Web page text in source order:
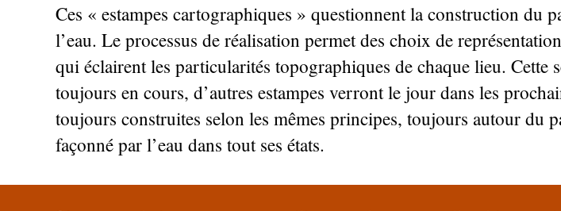
Ces « estampes cartographiques » questionnent la construction du
l’eau. Le processus de réalisation permet des choix de
qui éclairent les particularités topographiques de chaque lieu. Cette
toujours en cours, d’autres estampes verront le jour dans les
toujours construites selon les mêmes principes, toujours autour du
façonné par l’eau dans tout ses états.